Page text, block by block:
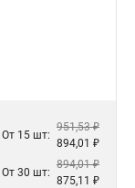
От 15 шт:
951,53 ₽
894,01 ₽
От 30 шт:
894,01 ₽
875,11 ₽